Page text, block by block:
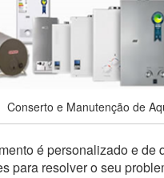
Conserto e Manutenção de
é personalizado e
para resolver o seu